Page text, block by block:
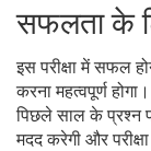
सफलता के
इस परीक्षा में सफल
करना महत्वपूर्ण
पिछले साल के प्रश्न
मदद करेगी और